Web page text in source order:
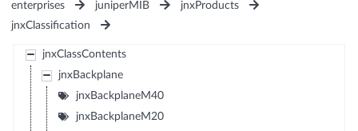
enterprises
juniperMIB
jnxProducts
jnxClassification
jnxClassContents
jnxBackplane
jnxBackplaneM40
jnxBackplaneM20